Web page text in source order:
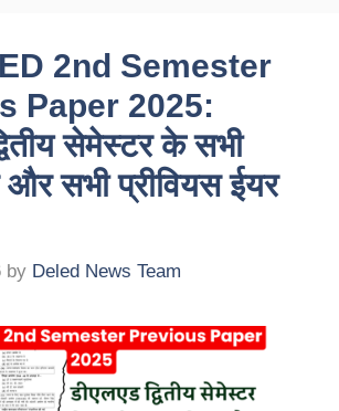
2nd Semester
Paper 2025:
सेमेस्टर के सभी
सभी प्रीवियस ईयर
by Deled News Team